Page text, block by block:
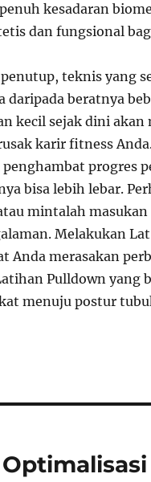
kesadaran
dan fungsional
penutup, teknis yang
daripada beratnya
kecil sejak dini
karir fitness
progres
bisa lebih lebar.
mintalah
Melakukan
Anda merasakan
Pulldown yang
menuju postur